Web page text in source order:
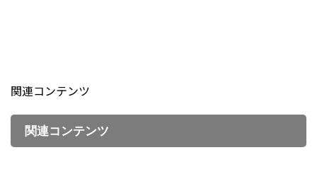
関連コンテンツ
関連コンテンツ